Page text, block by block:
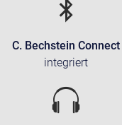
C. Bechstein Connect
integriert